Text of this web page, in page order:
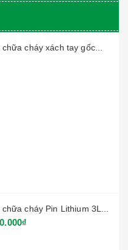
chữa cháy xách tay gốc...
cháy Pin Lithium 3L...